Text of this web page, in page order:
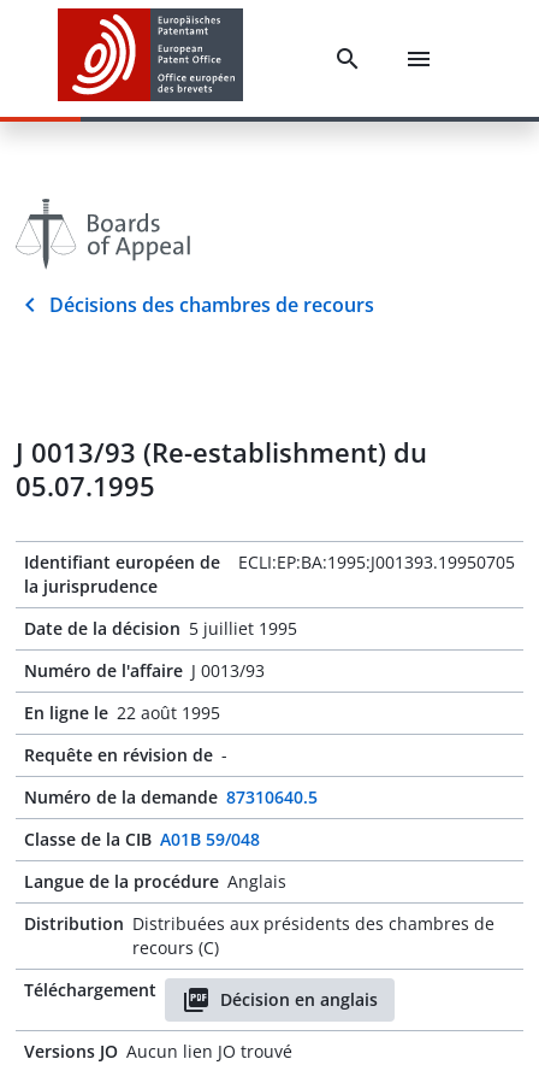
Décisions des chambres de recours
J 0013/93 (Re-establishment) du
05.07.1995
Identifiant européen de
la jurisprudence
ECLI:EP:BA:1995:J001393.19950705
Date de la décision 5 juilliet 1995
Numéro de l'affaire J 0013/93
En ligne le 22 août 1995
Requête en révision de -
Numéro de la demande 87310640.5
Classe de la CIB A01B 59/048
Langue de la procédure Anglais
Distribution Distribuées aux présidents des chambres de
recours (C)
Téléchargement
Décision en anglais
Versions JO Aucun lien JO trouvé